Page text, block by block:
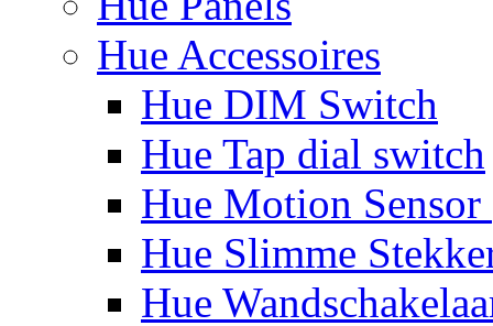
Hue Accessoires
Hue DIM Switch
Hue Tap dial switch
Hue Motion Sensor
Hue Slimme
Hue